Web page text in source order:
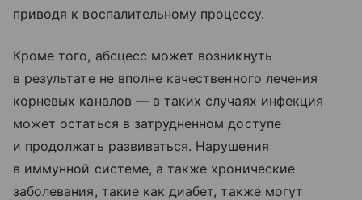
приводя к воспалительному процессу.
Кроме того, абсцесс может возникнуть
в результате не вполне качественного лечения
корневых каналов — в таких случаях инфекция
может остаться в затрудненном доступе
и продолжать развиваться. Нарушения
в иммунной системе, а также хронические
заболевания, такие как диабет, также могут